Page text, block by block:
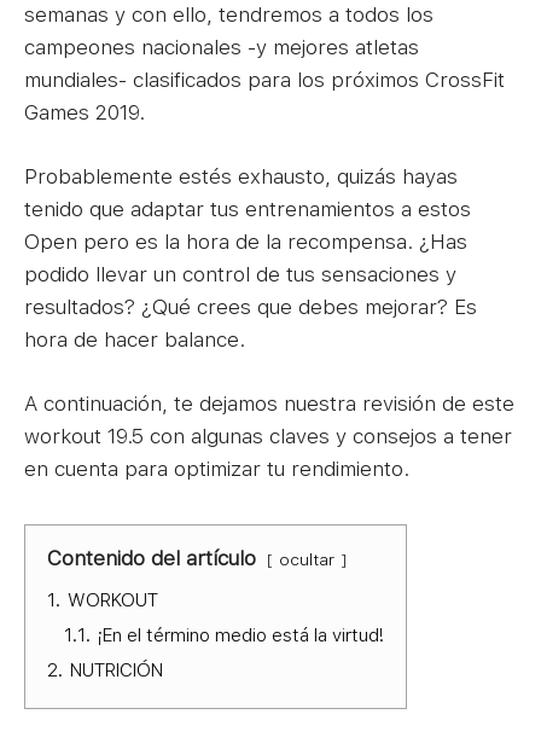
semanas y con ello, tendremos a todos los
campeones nacionales -y mejores atletas
mundiales- clasificados para los próximos CrossFit
Games 2019.
Probablemente estés exhausto, quizás hayas
tenido que adaptar tus entrenamientos a estos
Open pero es la hora de la recompensa. ¿Has
podido llevar un control de tus sensaciones y
resultados? ¿Qué crees que debes mejorar? Es
hora de hacer balance.
A continuación, te dejamos nuestra revisión de este
workout 19.5 con algunas claves y consejos a tener
en cuenta para optimizar tu rendimiento.
Contenido del artículo ocultar
1. WORKOUT
1.1. ¡En el término medio está la virtud!
2. NUTRICIÓN